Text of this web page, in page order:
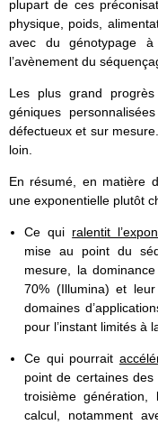
plupart de ces
physique, poids,
avec du génotypage
l’avènement du
Les plus grand
géniques
défectueux et sur
loin.
En résumé, en matière
une exponentielle plutôt
Ce qui ralentit
mise au point du
mesure, la
70% (Illumina) et
domaines
pour l’instant limités à
Ce qui pourrait
point de certaines
troisième génération,
calcul, notamment